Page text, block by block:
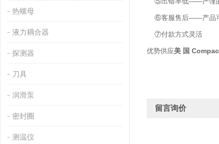
热螺母
液力耦合器
探测器
刀具
润滑泵
密封圈
测温仪
⑥客服售后——产品可
⑦付款方式灵活
优势供应美 国
留言询价